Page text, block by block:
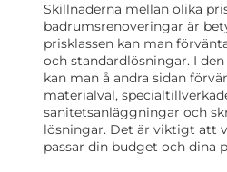
Skillnaderna mellan olika
badrumsrenoveringar är
prisklassen kan man
och standardlösningar. I
kan man å andra sidan
materialval,
sanitetsanläggningar och
lösningar. Det är viktigt att
passar din budget och dina